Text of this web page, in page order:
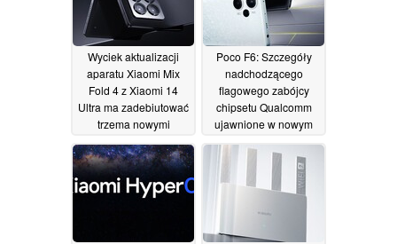
Wyciek aktualizacji
aparatu Xiaomi Mix
Fold 4 z Xiaomi 14
Ultra ma zadebiutować
trzema nowymi
wewnętrznymi chipami
03/02/2024
Poco F6: Szczegóły
nadchodzącego
flagowego zabójcy
chipsetu Qualcomm
ujawnione w nowym
wycieku03/02/2024